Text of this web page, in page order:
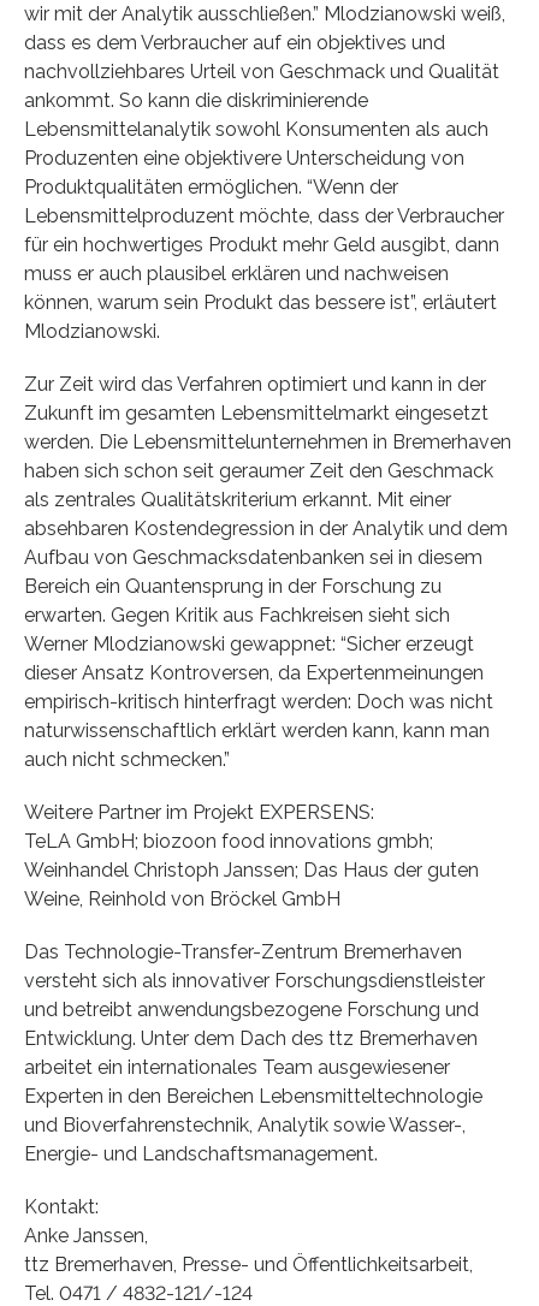
wir mit der Analytik ausschließen.” Mlodzianowski weiß,
dass es dem Verbraucher auf ein objektives und
nachvollziehbares Urteil von Geschmack und Qualität
ankommt. So kann die diskriminierende
Lebensmittelanalytik sowohl Konsumenten als auch
Produzenten eine objektivere Unterscheidung von
Produktqualitäten ermöglichen. “Wenn der
Lebensmittelproduzent möchte, dass der Verbraucher
für ein hochwertiges Produkt mehr Geld ausgibt, dann
muss er auch plausibel erklären und nachweisen
können, warum sein Produkt das bessere ist”, erläutert
Mlodzianowski.
Zur Zeit wird das Verfahren optimiert und kann in der
Zukunft im gesamten Lebensmittelmarkt eingesetzt
werden. Die Lebensmittelunternehmen in Bremerhaven
haben sich schon seit geraumer Zeit den Geschmack
als zentrales Qualitätskriterium erkannt. Mit einer
absehbaren Kostendegression in der Analytik und dem
Aufbau von Geschmacksdatenbanken sei in diesem
Bereich ein Quantensprung in der Forschung zu
erwarten. Gegen Kritik aus Fachkreisen sieht sich
Werner Mlodzianowski gewappnet: “Sicher erzeugt
dieser Ansatz Kontroversen, da Expertenmeinungen
empirisch-kritisch hinterfragt werden: Doch was nicht
naturwissenschaftlich erklärt werden kann, kann man
auch nicht schmecken.”
Weitere Partner im Projekt EXPERSENS:
TeLA GmbH; biozoon food innovations gmbh;
Weinhandel Christoph Janssen; Das Haus der guten
Weine, Reinhold von Bröckel GmbH
Das Technologie-Transfer-Zentrum Bremerhaven
versteht sich als innovativer Forschungsdienstleister
und betreibt anwendungsbezogene Forschung und
Entwicklung. Unter dem Dach des ttz Bremerhaven
arbeitet ein internationales Team ausgewiesener
Experten in den Bereichen Lebensmitteltechnologie
und Bioverfahrenstechnik, Analytik sowie Wasser-,
Energie- und Landschaftsmanagement.
Kontakt:
Anke Janssen,
ttz Bremerhaven, Presse- und Öffentlichkeitsarbeit,
Tel. 0471 / 4832-121/-124